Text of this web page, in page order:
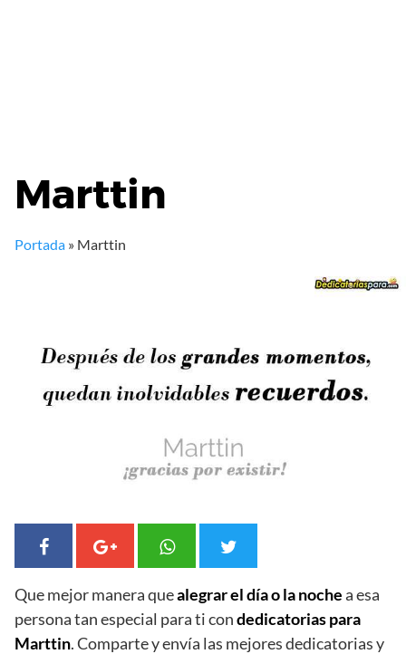
Marttin
Portada » Marttin
Que mejor manera quealegrar el día o la nochea esa
persona tan especial para ti condedicatorias para
Marttin. Comparte y envía las mejores dedicatorias y